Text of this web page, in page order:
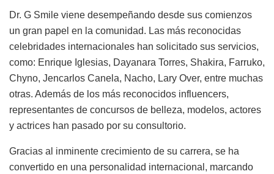
Dr. G Smile viene desempeñando desde sus comienzos
un gran papel en la comunidad. Las más reconocidas
celebridades internacionales han solicitado sus servicios,
como: Enrique Iglesias, Dayanara Torres, Shakira, Farruko,
Chyno, Jencarlos Canela, Nacho, Lary Over, entre muchas
otras. Además de los más reconocidos influencers,
representantes de concursos de belleza, modelos, actores
y actrices han pasado por su consultorio.
Gracias al inminente crecimiento de su carrera, se ha
convertido en una personalidad internacional, marcando